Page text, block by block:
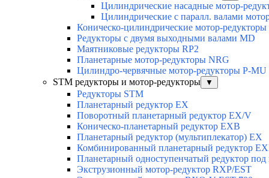
Цилиндрические насадные мотор-
Цилиндрические с паралл. валами
Коническо-цилиндрические мотор-
Редукторы с двумя выходными валами MD
Маятниковые редукторы RP2
Планетарные мотор-редукторы NRG
Цилиндро-червячные мотор-редукторы P-MU
STM редукторы и мотор-редукторы
▼
Редукторы STM
Планетарный редуктор ЕХ
Поворотный планетарный редуктор EX/V
Коническо-планетарный редуктор ЕХВ
Планетарный редуктор (мультиплекатор) ЕХ
Комбинированный планетарный редуктор
Планетарный одноступенчатый редуктор
Экструзионный мотор-редуктор RXP/EST